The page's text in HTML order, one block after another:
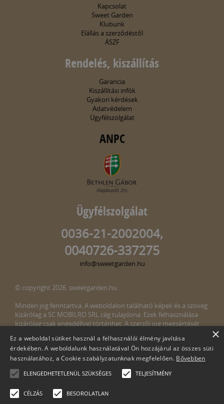
Kapcsolat
Sweet Garden
Klubunk
Elállás a szerződéstől
ÁSZF
Rendelés, kiszállítás
Garancia
Kiszállítási infók
Gyakori kérdések
Adatvédelem
Ügyfélszolgálat
ANPC
Ügyfélszolgálat
0036-21-2002004,
0040726-337275
info@sweetgarden.hu
© copyright 2026. sweetgarden.hu
Minden jog fenntartva. A weboldalon található képek és a szöveg
kizárólag a SC MOBILRO SRL cég tulajdona. Ezek felhasználása
kizárólag csak engedéllyel történhet. A szerzői jog megsértését
megsértését észlelné, kérjük, jelezze ezt felénk a következő e-mail
címen:info@sweetgarden.hu
×
Ez a weboldal sütiket használ a felhasználói élmény javítása
érdekében. A weboldalunk használatával Ön hozzájárul az összes süti
használatához, a Cookie szabályzatunknak megfelelően. Bővebben
ELENGEDHETETLENÜL SZÜKSÉGES TELJESÍTMÉNY
CÉLZÁS BESOROLATLAN